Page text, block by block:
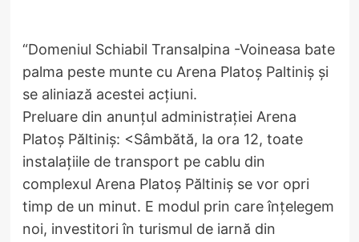
“Domeniul Schiabil Transalpina -Voineasa bate
palma peste munte cu Arena Platoş Paltiniş şi
se aliniază acestei acțiuni.
Preluare din anunțul administrației Arena
Platoş Păltiniş: <Sâmbătă, la ora 12, toate
instalațiile de transport pe cablu din
complexul Arena Platoș Păltiniș se vor opri
timp de un minut. E modul prin care înțelegem
noi, investitori în turismul de iarnă din